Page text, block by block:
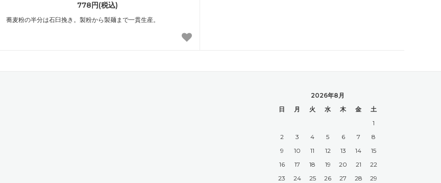
778円(税込)
蕎麦粉の半分は石臼挽き。製粉から製麺まで一貫生産。
2026年8月
日
月 火 水 木 金
土
1
2
3 4 5 6 7
8
9
10 11 12 13 14
15
16
17 18 19 20 21
22
23
24 25 26 27 28
29